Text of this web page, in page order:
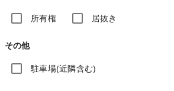
所有権 居抜き
その他
駐車場(近隣含む)